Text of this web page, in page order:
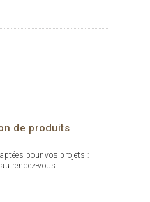
de produits
pour vos projets :
rendez-vous